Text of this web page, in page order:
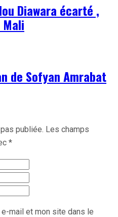
Diawara écarté ,
de Sofyan Amrabat
publiée. Les champs
*
mail et mon site dans le